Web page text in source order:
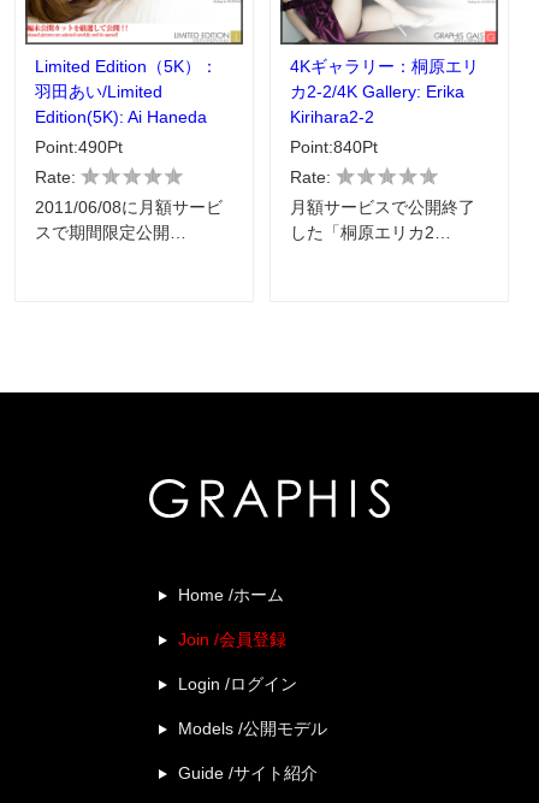
Limited Edition（5K）：
羽田あい/Limited
Edition(5K): Ai Haneda
Point:490Pt
Rate:
2011/06/08に月額サービ
スで期間限定公開…
4Kギャラリー：桐原エリ
カ2-2/4K Gallery: Erika
Kirihara2-2
Point:840Pt
Rate:
月額サービスで公開終了
した「桐原エリカ2…
Home /ホーム
Join /会員登録
Login /ログイン
Models /公開モデル
Guide /サイト紹介